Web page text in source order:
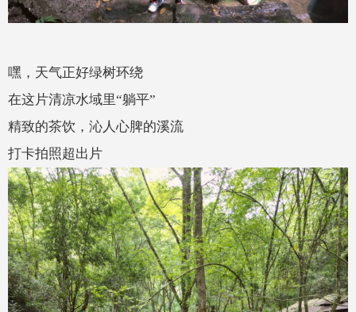
嘿，天气正好绿树环绕
在这片清凉水域里“躺平”
精致的茶饮，沁人心脾的溪流
打卡拍照超出片